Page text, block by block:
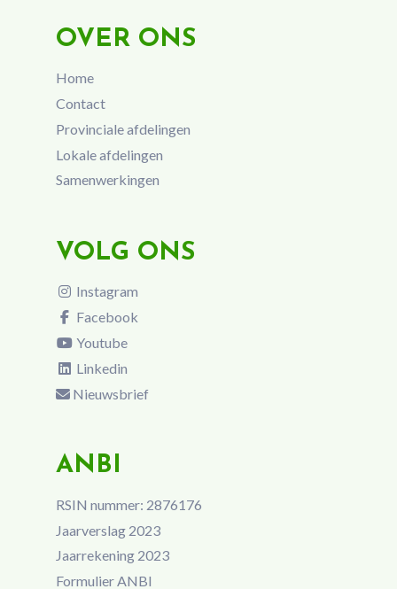
OVER ONS
Home
Contact
Provinciale afdelingen
Lokale afdelingen
Samenwerkingen
VOLG ONS
Instagram
Facebook
Youtube
Linkedin
Nieuwsbrief
ANBI
RSIN nummer: 2876176
Jaarverslag 2023
Jaarrekening 2023
Formulier ANBI